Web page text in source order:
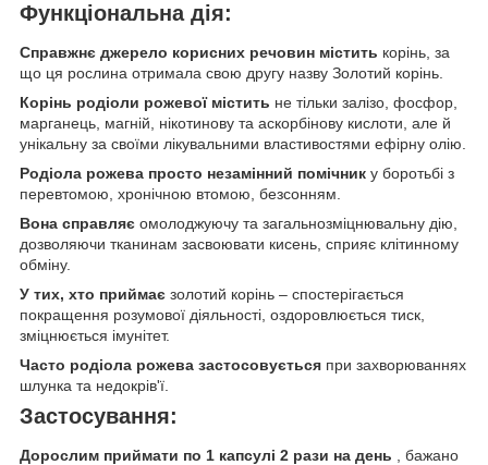
Функціональна дія:
Справжнє джерело корисних речовин містить корінь, за
що ця рослина отримала свою другу назву Золотий корінь.
Корінь родіоли рожевої містить не тільки залізо, фосфор,
марганець, магній, нікотинову та аскорбінову кислоти, але й
унікальну за своїми лікувальними властивостями ефірну олію.
Родіола рожева просто незамінний помічник у боротьбі з
перевтомою, хронічною втомою, безсонням.
Вона справляє омолоджуючу та загальнозміцнювальну дію,
дозволяючи тканинам засвоювати кисень, сприяє клітинному
обміну.
У тих, хто приймає золотий корінь – спостерігається
покращення розумової діяльності, оздоровлюється тиск,
зміцнюється імунітет.
Часто родіола рожева застосовується при захворюваннях
шлунка та недокрів'ї.
Застосування:
Дорослим приймати по 1 капсулі 2 рази на день , бажано